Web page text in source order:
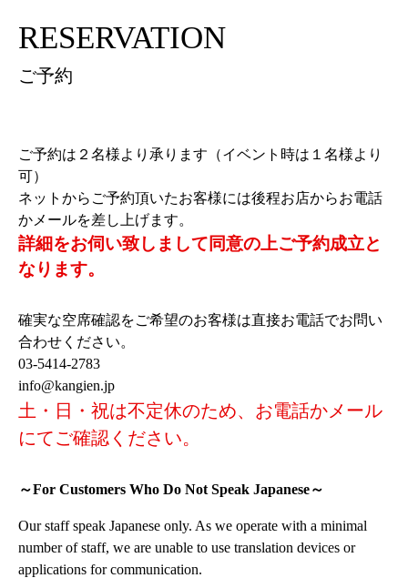
RESERVATION
ご予約
ご予約は２名様より承ります（イベント時は１名様より
可）
ネットからご予約頂いたお客様には後程お店からお電話
かメールを差し上げます。
詳細をお伺い致しまして同意の上ご予約成立と
なります。
確実な空席確認をご希望のお客様は直接お電話でお問い
合わせください。
03-5414-2783
info@kangien.jp
土・日・祝は不定休のため、お電話かメール
にてご確認ください。
～For Customers Who Do Not Speak Japanese～
Our staff speak Japanese only. As we operate with a minimal
number of staff, we are unable to use translation devices or
applications for communication.